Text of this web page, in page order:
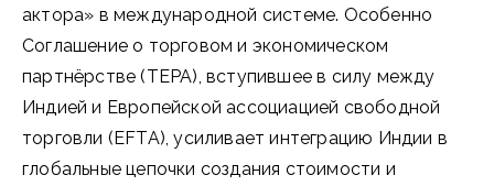
актора» в международной системе. Особенно
Соглашение о торговом и экономическом
партнёрстве (TEPA), вступившее в силу между
Индией и Европейской ассоциацией свободной
торговли (EFTA), усиливает интеграцию Индии в
глобальные цепочки создания стоимости и